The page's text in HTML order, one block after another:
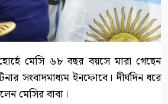
মেসি ৬৮ বছর বয়সে মারা গেছেন
সংবাদমাধ্যম ইনফোবে। দীর্ঘদিন ধরে
মেসির বাবা।